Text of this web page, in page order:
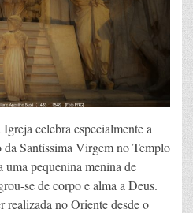
celebra especialmente a
da Santíssima Virgem no Templo
uma pequenina menina de
se de corpo e alma a Deus.
realizada no Oriente desde o